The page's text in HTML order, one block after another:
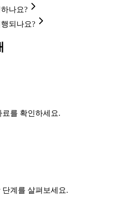
나요?
되나요?
를 확인하세요.
계를 살펴보세요.